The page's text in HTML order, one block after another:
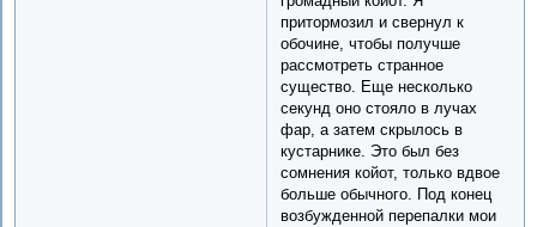
притормозил и свернул к
обочине, чтобы получше
рассмотреть странное
существо. Еще несколько
секунд оно стояло в лучах
фар, а затем скрылось в
кустарнике. Это был без
сомнения койот, только вдвое
больше обычного. Под конец
возбужденной перепалки мои